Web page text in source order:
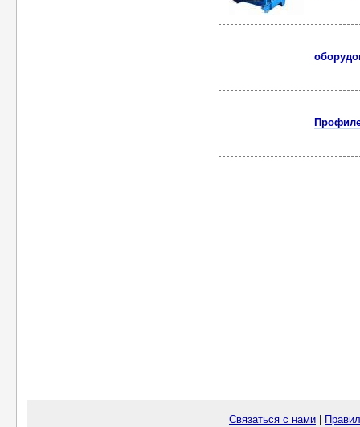
Связаться с нами